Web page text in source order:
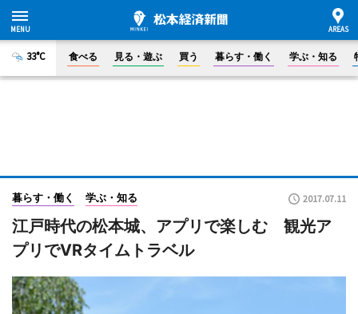
33°C 食べる 見る・遊ぶ 買う 暮らす・働く 学ぶ・知る
暮らす・働く 学ぶ・知る 2017.07.11
江戸時代の松本城、アプリで楽しむ 観光ア
プリでVRタイムトラベル